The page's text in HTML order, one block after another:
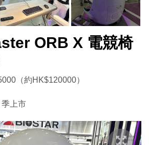
ORB X 電競椅
（約HK$120000）
上市